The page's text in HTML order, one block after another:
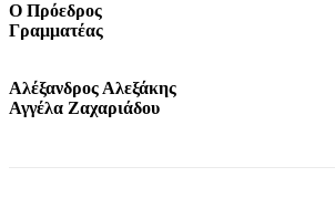
Ο Πρόεδρος
Γραμματέας
Αλέξανδρος Αλεξάκης
Αγγέλα Ζαχαριάδου